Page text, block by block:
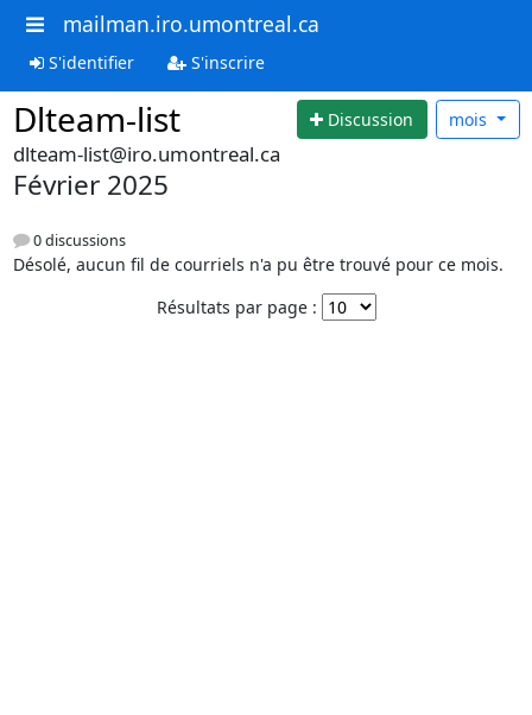
mailman.iro.umontreal.ca
S'identifier S'inscrire
Dlteam-list Discussion mois
dlteam-list@iro.umontreal.ca
Février 2025
0 discussions
Désolé, aucun fil de courriels n'a pu être trouvé pour ce mois.
Résultats par page :